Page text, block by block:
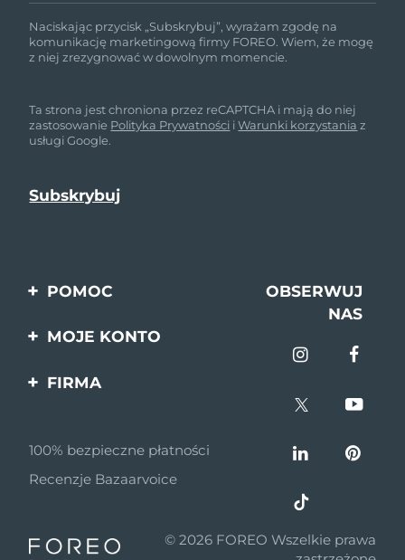
Naciskając przycisk „Subskrybuj”, wyrażam zgodę na
komunikację marketingową firmy FOREO. Wiem, że mogę
z niej zrezygnować w dowolnym momencie.
Ta strona jest chroniona przez reCAPTCHA i mają do niej
zastosowanie Polityka Prywatności iWarunki korzystania z
usługi Google.
POMOC
Kontakt
OBSERWUJ
NAS
MOJE KONTO
FIRMA
Program partnerski
Wiadomości
MYSA
100% bezpieczne płatności
Recenzje Bazaarvoice
© 2026 FOREO Wszelkie prawa